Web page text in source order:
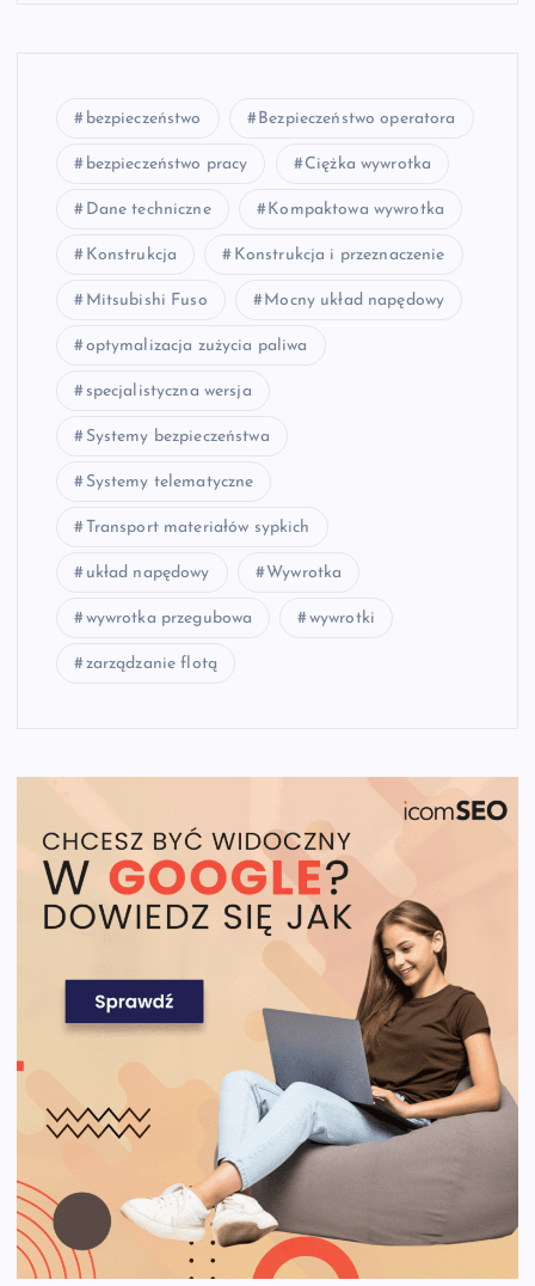
bezpieczeństwo Bezpieczeństwo operatora
bezpieczeństwo pracy Ciężka wywrotka
Dane techniczne Kompaktowa wywrotka
Konstrukcja Konstrukcja i przeznaczenie
Mitsubishi Fuso Mocny układ napędowy
optymalizacja zużycia paliwa
specjalistyczna wersja
Systemy bezpieczeństwa
Systemy telematyczne
Transport materiałów sypkich
układ napędowy Wywrotka
wywrotka przegubowa wywrotki
zarządzanie flotą